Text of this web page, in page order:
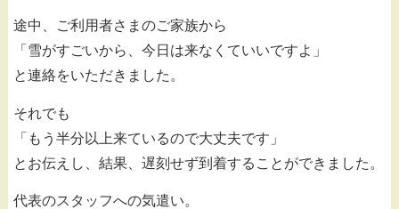
途中、ご利用者さまのご家族から
「雪がすごいから、今日は来なくていいですよ」
と連絡をいただきました。
それでも
「もう半分以上来ているので大丈夫です」
とお伝えし、結果、遅刻せず到着することができました。
代表のスタッフへの気遣い。